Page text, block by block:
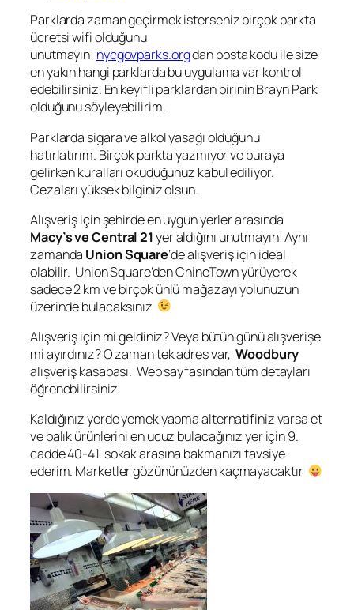
Parklarda zaman geçirmek isterseniz birçok parkta
ücretsi wifi olduğunu
unutmayın! nycgovparks.orgdan posta kodu ile size
en yakın hangi parklarda bu uygulama var kontrol
edebilirsiniz. En keyifli parklardan birinin Brayn Park
olduğunu söyleyebilirim.
Parklarda sigara ve alkol yasağı olduğunu
hatırlatırım. Birçok parkta yazmıyor ve buraya
gelirken kuralları okuduğunuz kabul ediliyor.
Cezaları yüksek bilginiz olsun.
Alışveriş için şehirde en uygun yerler arasında
Macy’s ve Central 21yer aldığını unutmayın! Aynı
zamanda Union Square‘de alışveriş için ideal
olabilir. Union Square’den ChineTown yürüyerek
sadece 2 km ve birçok ünlü mağazayı yolunuzun
üzerinde bulacaksınız
Alışveriş için mi geldiniz? Veya bütün günü alışverişe
mi ayırdınız? O zaman tek adres var,Woodbury
alışveriş kasabası. Web sayfasından tüm detayları
öğrenebilirsiniz.
Kaldığınız yerde yemek yapma alternatifiniz varsa et
ve balık ürünlerini en ucuz bulacağınız yer için 9.
cadde 40-41. sokak arasına bakmanızı tavsiye
ederim. Marketler gözününüzden kaçmayacaktır